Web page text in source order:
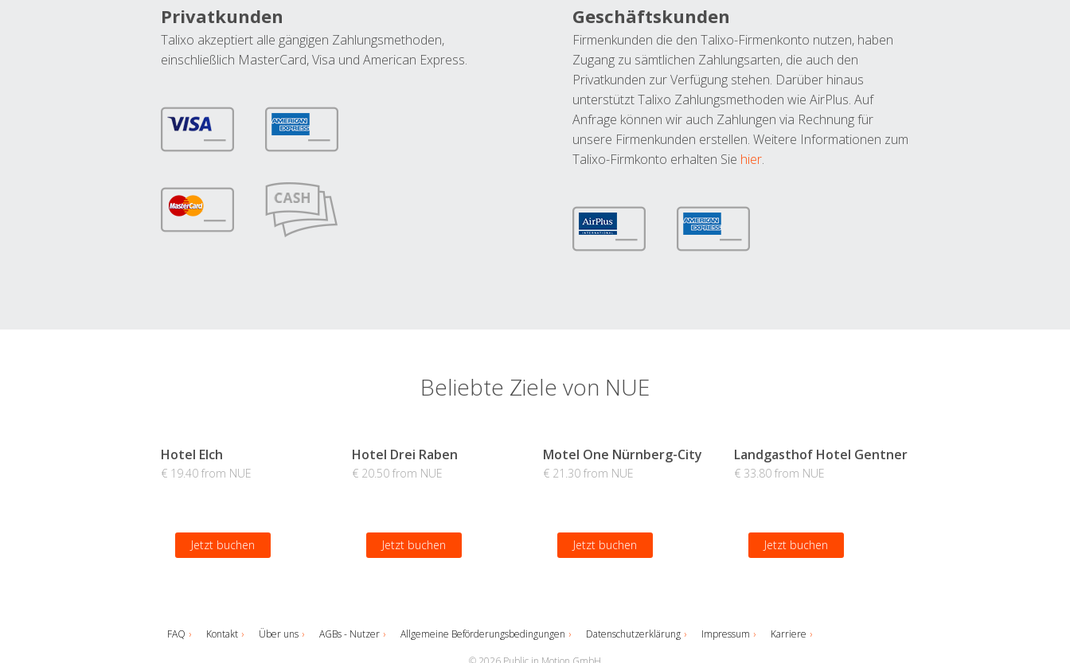
Privatkunden
Talixo akzeptiert alle gängigen Zahlungsmethoden,
einschließlich MasterCard, Visa und American Express.
Geschäftskunden
Firmenkunden die den Talixo-Firmenkonto nutzen, haben
Zugang zu sämtlichen Zahlungsarten, die auch den
Privatkunden zur Verfügung stehen. Darüber hinaus
unterstützt Talixo Zahlungsmethoden wie AirPlus. Auf
Anfrage können wir auch Zahlungen via Rechnung für
unsere Firmenkunden erstellen. Weitere Informationen zum
Talixo-Firmkonto erhalten Sie hier.
Beliebte Ziele von NUE
Hotel Elch
€ 19.40 from NUE
Jetzt buchen
Hotel Drei Raben
€ 20.50 from NUE
Jetzt buchen
Motel One Nürnberg-City
€ 21.30 from NUE
Jetzt buchen
Landgasthof Hotel Gentner
€ 33.80 from NUE
Jetzt buchen
FAQ Kontakt Über uns AGBs - Nutzer Allgemeine Beförderungsbedingungen Datenschutzerklärung Impressum
Karriere